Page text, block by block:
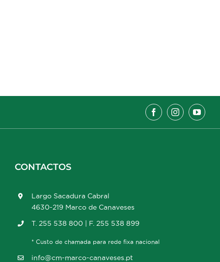
CONTACTOS
Largo Sacadura Cabral
4630-219 Marco de Canaveses
T. 255 538 800 | F. 255 538 899
* Custo de chamada para rede fixa nacional
info@cm-marco-canaveses.pt